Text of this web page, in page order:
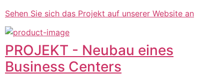
Sehen Sie sich das Projekt auf unserer Website an
PROJEKT - Neubau eines
Business Centers